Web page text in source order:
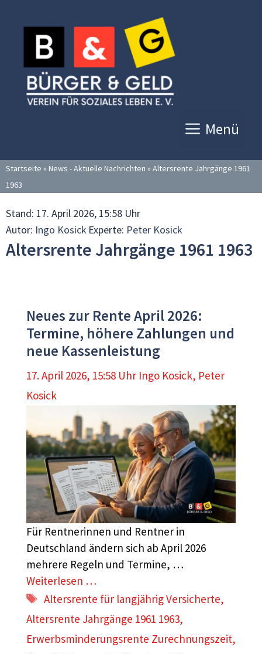
Inhalt
springen
Menü
Startseite » News - Aktuelle Nachrichten » Altersrente Jahrgänge 1961
1963
Stand: 17. April 2026, 15:58 Uhr
Autor: Ingo Kosick Experte: Peter Kosick
Altersrente Jahrgänge 1961 1963
Neues zur Rente April 2026:
Termine, höhere Zahlungen und
neue Kassenleistung
17. April 2026, 15:58 Uhr Ingo Kosick, Peter
Kosick
Für Rentnerinnen und Rentner in
Deutschland ändern sich ab April 2026
mehrere Regeln und Termine, …
Weiterlesen …
Schlagwörter
Altersrente für langjährig Versicherte,
Altersrente Jahrgänge 1961 1963,
Erwerbsminderungsrente Zurechnungszeit,